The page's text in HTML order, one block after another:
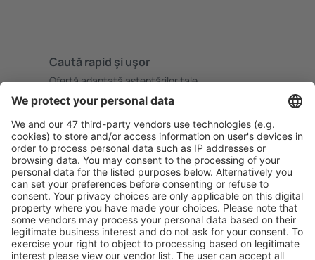
Caută rapid şi uşor
Ofertă adaptată aşteptărilor tale.
Planifică ȋn siguranţă
Rezervare fără griji cu opțiune gratuită de anulare.
Economiseşte mai mult
Prețuri atractive și oferte speciale pentru utilizatorii
conectați.
Cazarea preferată